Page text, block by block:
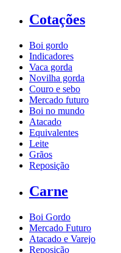
Cotações
Boi gordo
Indicadores
Vaca gorda
Novilha gorda
Couro e sebo
Mercado futuro
Boi no mundo
Atacado
Equivalentes
Leite
Grãos
Reposição
Carne
Boi Gordo
Mercado Futuro
Atacado e Varejo
Reposição